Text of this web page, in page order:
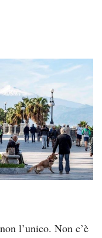
l’unico. Non c’è